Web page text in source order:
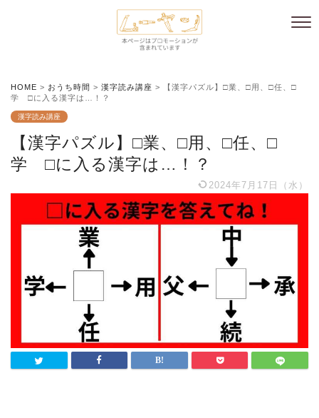
HOME > おうち時間 > 漢字読み講座 >
【漢字パズル】□業、□用、□任、□
学 □に入る漢字は…！？
漢字読み講座
【漢字パズル】□業、□用、□任、□
学 □に入る漢字は…！？
2024年7月17日（水）